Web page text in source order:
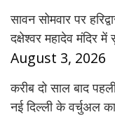
सावन सोमवार पर
दक्षेश्वर महादेव मंदिर
August 3, 2026
करीब दो साल बाद
नई दिल्ली के वर्चुअल